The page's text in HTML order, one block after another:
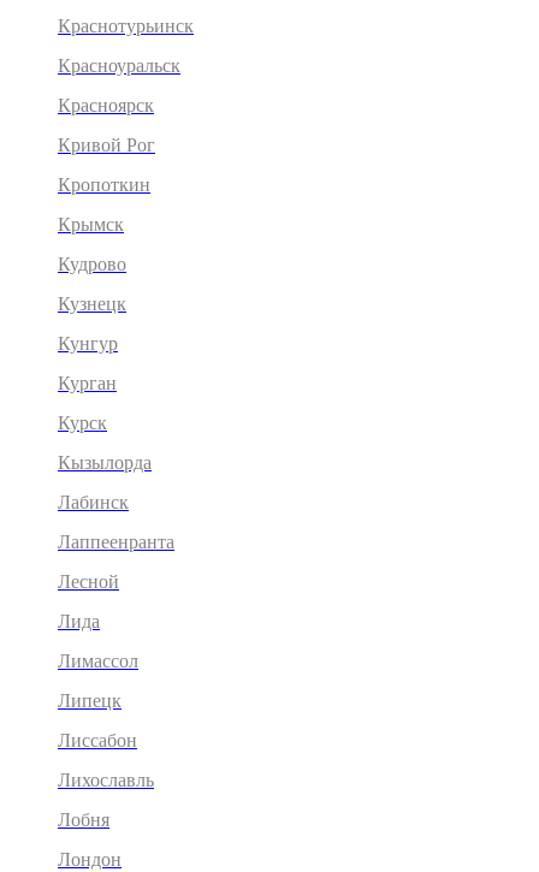
Краснотурьинск
Красноуральск
Красноярск
Кривой Рог
Кропоткин
Крымск
Кудрово
Кузнецк
Кунгур
Курган
Курск
Кызылорда
Лабинск
Лаппеенранта
Лесной
Лида
Лимассол
Липецк
Лиссабон
Лихославль
Лобня
Лондон